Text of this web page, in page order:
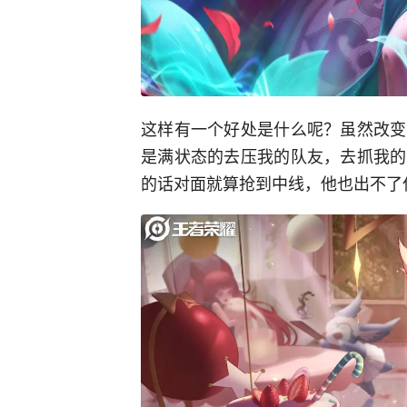
这样有一个好处是什么呢？虽然改
是满状态的去压我的队友，去抓我
的话对面就算抢到中线，他也出不